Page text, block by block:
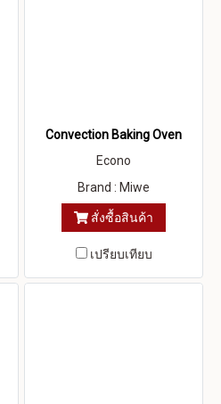
Convection Baking Oven
Econo
Brand : Miwe
สั่งซื้อสินค้า
เปรียบเทียบ